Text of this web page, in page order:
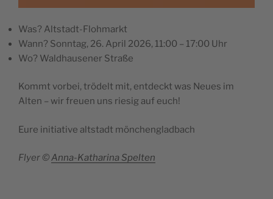
Was? Altstadt-Flohmarkt
Wann? Sonntag, 26. April 2026, 11:00 – 17:00 Uhr
Wo? Waldhausener Straße
Kommt vorbei, trödelt mit, entdeckt was Neues im
Alten – wir freuen uns riesig auf euch!
Eure initiative altstadt mönchengladbach
Flyer ©Anna-Katharina Spelten